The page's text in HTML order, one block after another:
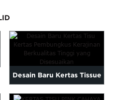
Desain Baru Kertas Tissue
Kualitas Tinggi